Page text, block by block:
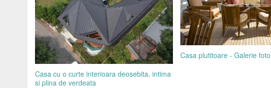
Casa cu o curte interioara deosebita, intima
si plina de verdeata
Casa plutitoare - Galerie foto